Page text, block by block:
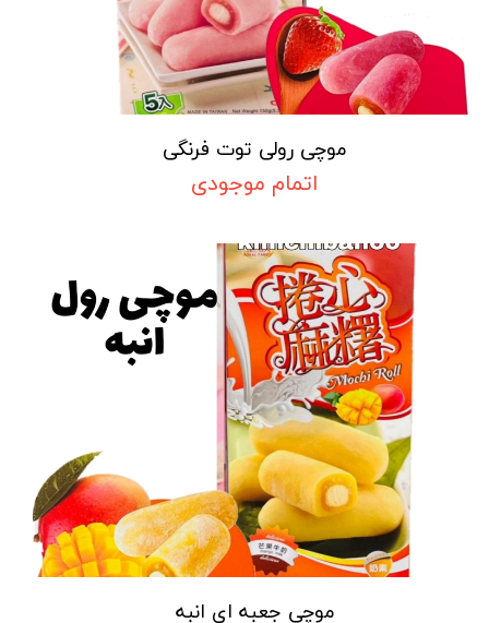
موچی رولی توت فرنگی
اتمام موجودی
موچی جعبه ای انبه